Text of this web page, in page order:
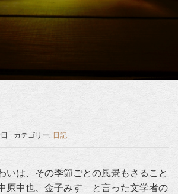
カテゴリー: 日記
いは、その季節ごとの風景もさること
原中也、金子みすゞと言った文学者の